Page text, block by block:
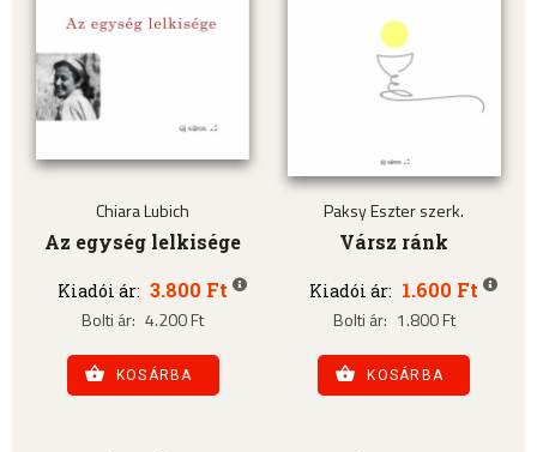
Chiara Lubich
Az egység lelkisége
Kiadói ár: 3.800 Ft
Bolti ár: 4.200 Ft
KOSÁRBA
Paksy Eszter szerk.
Vársz ránk
Kiadói ár: 1.600 Ft
Bolti ár: 1.800 Ft
KOSÁRBA